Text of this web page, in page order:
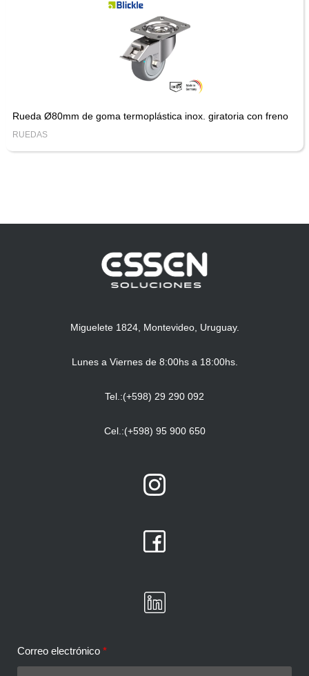
Rueda Ø80mm de goma termoplástica inox. giratoria con freno
RUEDAS
Miguelete 1824, Montevideo, Uruguay.
Lunes a Viernes de 8:00hs a 18:00hs.
Tel.:(+598) 29 290 092
Cel.:(+598) 95 900 650
Correo electrónico